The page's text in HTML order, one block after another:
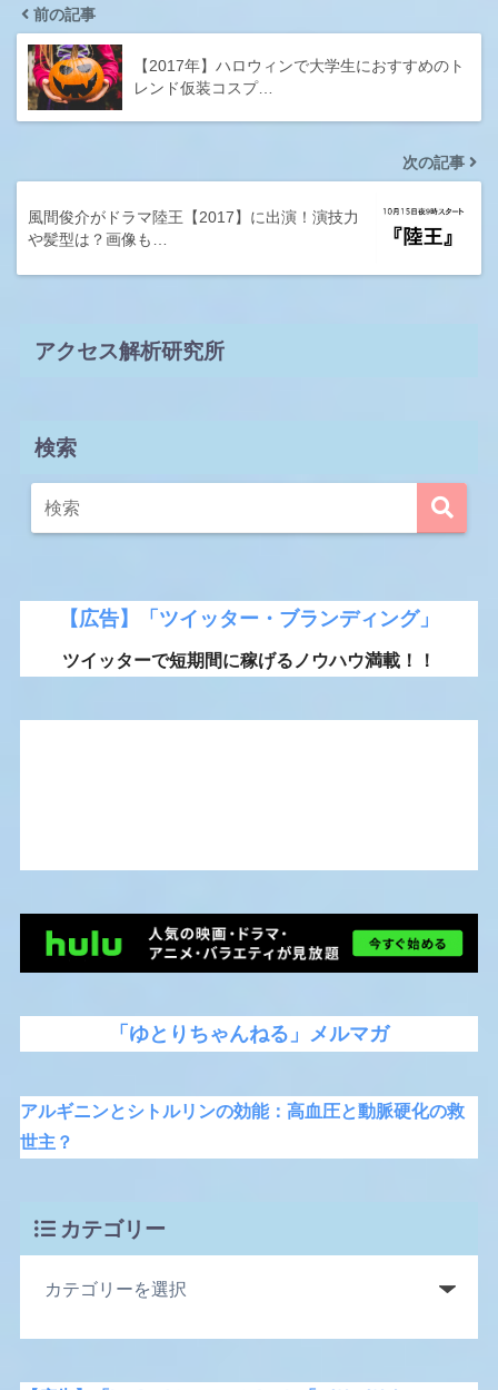
前の記事
【2017年】ハロウィンで大学生におすすめのト
レンド仮装コスプ…
次の記事
風間俊介がドラマ陸王【2017】に出演！演技力
や髪型は？画像も…
アクセス解析研究所
検索
【広告】「ツイッター・ブランディング」
ツイッターで短期間に稼げるノウハウ満載！！
「ゆとりちゃんねる」メルマガ
アルギニンとシトルリンの効能：高血圧と動脈硬化の救
世主？
カテゴリー